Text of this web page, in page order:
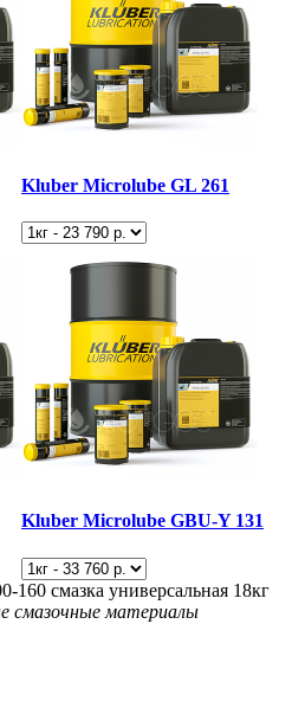
Kluber Microlube GL 261
Kluber Microlube GBU-Y 131
смазка универсальная 18кг
смазочные материалы